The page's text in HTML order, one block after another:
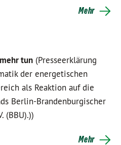
Mehr
tun (Presseerklärung
der energetischen
als Reaktion auf die
Berlin-Brandenburgischer
(BBU).))
Mehr